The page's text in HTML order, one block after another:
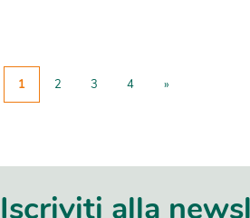
1 2 3 4 »
Iscriviti alla